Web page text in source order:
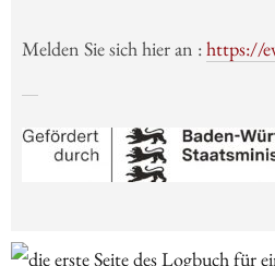
Melden Sie sich hier an :https://